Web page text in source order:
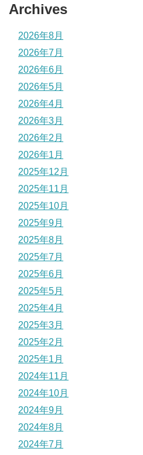
Archives
2026年8月
2026年7月
2026年6月
2026年5月
2026年4月
2026年3月
2026年2月
2026年1月
2025年12月
2025年11月
2025年10月
2025年9月
2025年8月
2025年7月
2025年6月
2025年5月
2025年4月
2025年3月
2025年2月
2025年1月
2024年11月
2024年10月
2024年9月
2024年8月
2024年7月